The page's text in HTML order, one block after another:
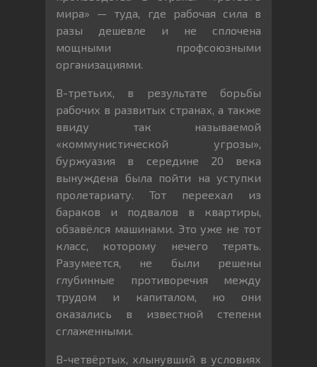
мира» — туда, где рабочая сила в
разы дешевле и не сплочена
мощными профсоюзными
организациями.
В-третьих, в результате борьбы
рабочих в развитых странах, а также
ввиду так называемой
«коммунистической угрозы»,
буржуазия в середине 20 века
вынуждена была пойти на уступки
пролетариату. Тот переехал из
бараков и подвалов в квартиры,
обзавёлся машинами. Это уже не тот
класс, которому нечего терять.
Разумеется, не были решены
глубинные противоречия между
трудом и капиталом, но они
оказались в известной степени
сглаженными.
В-четвёртых, хлынувший в условиях